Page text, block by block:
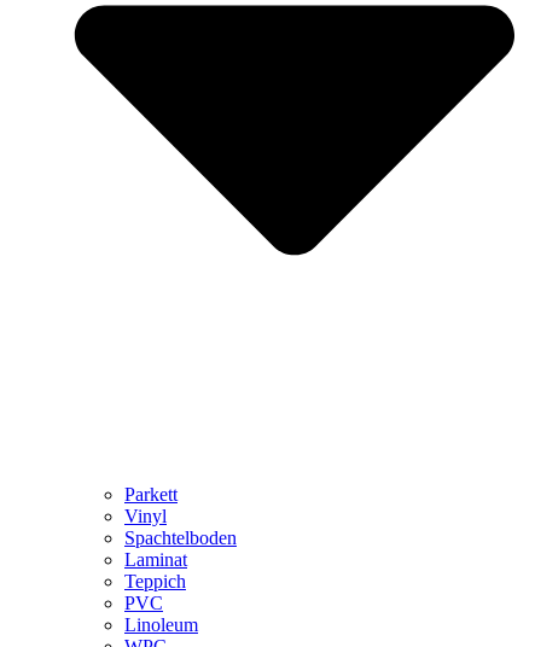
Parkett
Vinyl
Spachtelboden
Laminat
Teppich
PVC
Linoleum